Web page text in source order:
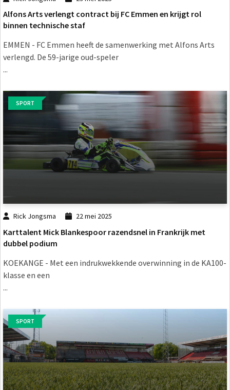
Alfons Arts verlengt contract bij FC Emmen en krijgt rol
binnen technische staf
EMMEN - FC Emmen heeft de samenwerking met Alfons Arts
verlengd. De 59-jarige oud-speler
...
SPORT
Rick Jongsma 22 mei 2025
Karttalent Mick Blankespoor razendsnel in Frankrijk met
dubbel podium
KOEKANGE - Met een indrukwekkende overwinning in de KA100-
klasse en een
...
SPORT